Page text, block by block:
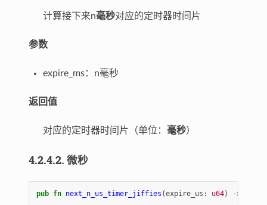
计算接下来n毫秒对应的定时器时间片
参数
expire_ms：n毫秒
返回值
对应的定时器时间片（单位： 毫秒）
4.2.4.2. 微秒
pub fn next_n_us_timer_jiffies (expire_us : u64) ->